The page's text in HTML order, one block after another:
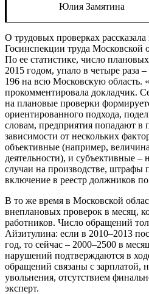
Юлия Замятина
О трудовых проверках рассказала
Госинспекции труда Московской
По ее статистике, число
2015 годом, упало в четыре раза
196 на всю Московскую область.
прокомментировала докладчик.
на плановые проверки
ориентированного подхода,
словам, предприятия попадают в
зависимости от нескольких
объективные (например,
деятельности), и субъективные –
случаи на производстве, штрафы
включение в реестр должников по
В то же время в Московской
внеплановых проверок в месяц,
работников. Число обращений
Айзитулина: если в 2010–2013
год, то сейчас – 2000–2500 в
нарушений подтверждаются в
обращений связаны с зарплатой,
увольнения, отсутствием
эксперт.